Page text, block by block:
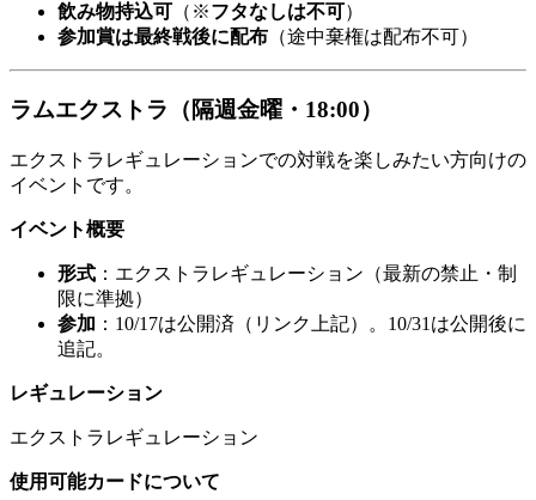
飲み物持込可 （※フタなしは不可）
参加賞は最終戦後に配布 （途中棄権は配布不可）
ラムエクストラ（隔週金曜・18:00）
エクストラレギュレーションでの対戦を楽しみたい方向けの
イベントです。
イベント概要
形式 ：エクストラレギュレーション（最新の禁止・制
限に準拠）
参加 ：10/17は公開済（リンク上記）。10/31は公開後に
追記。
レギュレーション
エクストラレギュレーション
使用可能カードについて